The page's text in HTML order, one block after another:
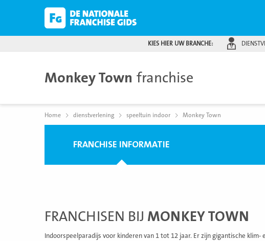
KIES HIER UW BRANCHE:
Monkey Town franchise
Home dienstverlening speeltuin indoor Monkey Town
FRANCHISE INFORMATIE
FRANCHISEN BIJ MONKEY TOWN
Indoorspeelparadijs voor kinderen van 1 tot 12 jaar. Er zijn gigantische